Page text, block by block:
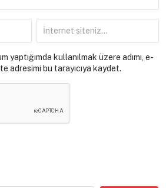
yaptığımda kullanılmak üzere adımı, e-
adresimi bu tarayıcıya kaydet.